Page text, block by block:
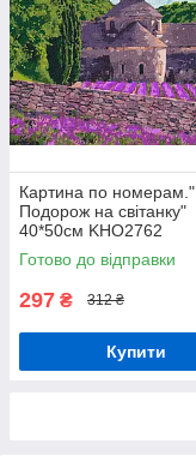
Картина по номерам."
Подорож на світанку"
40*50см KHO2762
Готово до відправки
297 ₴ 312 ₴
Купити